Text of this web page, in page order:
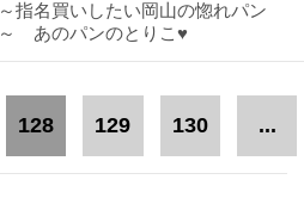
～指名買いしたい岡山の惚れパン
～ あのパンのとりこ♥
128 129 130 ...